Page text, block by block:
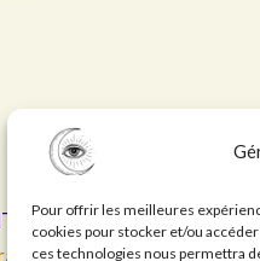
Pour offrir les meilleures
cookies pour stocker et/ou
ces technologies nous permettra
Suivant